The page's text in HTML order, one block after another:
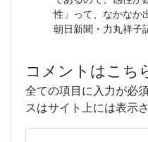
性」って、なかなか
朝日新聞・力丸祥子
コメントはこち
全ての項目に入力が必
スはサイト上には表示